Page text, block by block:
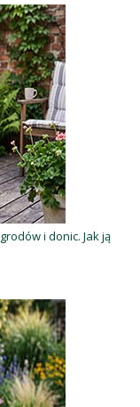
i donic. Jak ją